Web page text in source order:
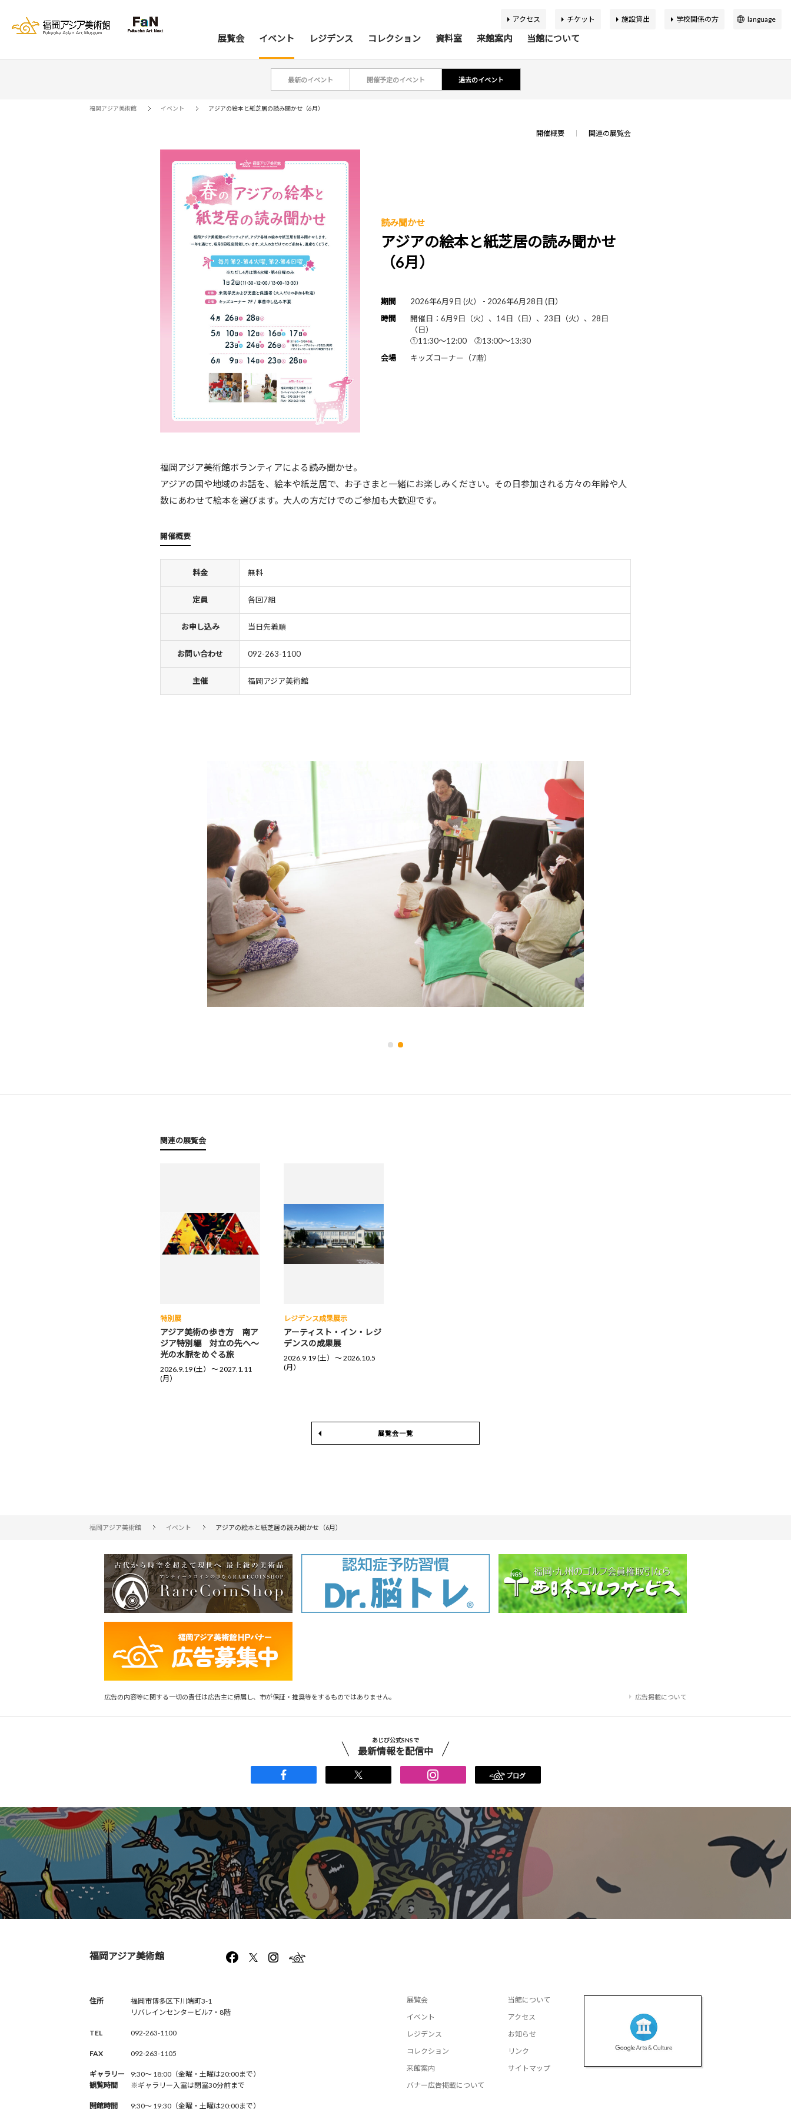
展覧会 イベント レジデンス コレクション 資料室 来館案内
利用案内
バリアフリー情報 キッズコーナー
施設貸出
当館について
基本理念
刊行物 学芸スタッフ
あじびの楽しみ方
アクセス チケット 施設貸出 学校関係の方
language
最新のイベント 開催予定のイベント 過去のイベント
福岡アジア美術館 イベント アジアの絵本と紙芝居の読み聞かせ（6月）
開催概要 関連の展覧会
読み聞かせ
アジアの絵本と紙芝居の読み聞かせ
（6月）
期間
2026年6月9日 (火） - 2026年6月28日 (日）
時間
開催日：6月9日（火）、14日（日）、23日（火）、28日
（日）
①11:30～12:00 ②13:00～13:30
会場
キッズコーナー（7階）
福岡アジア美術館ボランティアによる読み聞かせ。
アジアの国や地域のお話を、絵本や紙芝居で、お子さまと一緒にお楽しみください。その日参加される方々の年齢や人
数にあわせて絵本を選びます。大人の方だけでのご参加も大歓迎です。
開催概要
料金 無料
定員 各回7組
お申し込み 当日先着順
お問い合わせ 092-263-1100
主催 福岡アジア美術館
関連の展覧会
特別展
アジア美術の歩き方 南ア
ジア特別編 対立の先へ～
光の水脈をめぐる旅
2026.9.19 (土） 〜 2027.1.11
(月）
レジデンス成果展示
アーティスト・イン・レジ
デンスの成果展
2026.9.19 (土） 〜 2026.10.5
(月）
展覧会一覧
福岡アジア美術館 イベント アジアの絵本と紙芝居の読み聞かせ（6月）
広告の内容等に関する一切の責任は広告主に帰属し、市が保証・推奨等をするものではありません。 広告掲載について
あじび公式SNSで
最新情報を配信中
ブログ
福岡アジア美術館
住所
福岡市博多区下川端町3-1
リバレインセンタービル7・8階
TEL 092-263-1100
FAX 092-263-1105
ギャラリー
観覧時間
9:30〜 18:00（金曜・土曜は20:00まで）
※ギャラリー入室は閉室30分前まで
開館時間 9:30〜 19:30（金曜・土曜は20:00まで）
展覧会
イベント
レジデンス
コレクション
来館案内
バナー広告掲載について
当館について
アクセス
お知らせ
リンク
サイトマップ